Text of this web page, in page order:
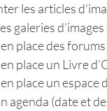
les articles
galeries
place des
place un Livre
place un espace
agenda (date et